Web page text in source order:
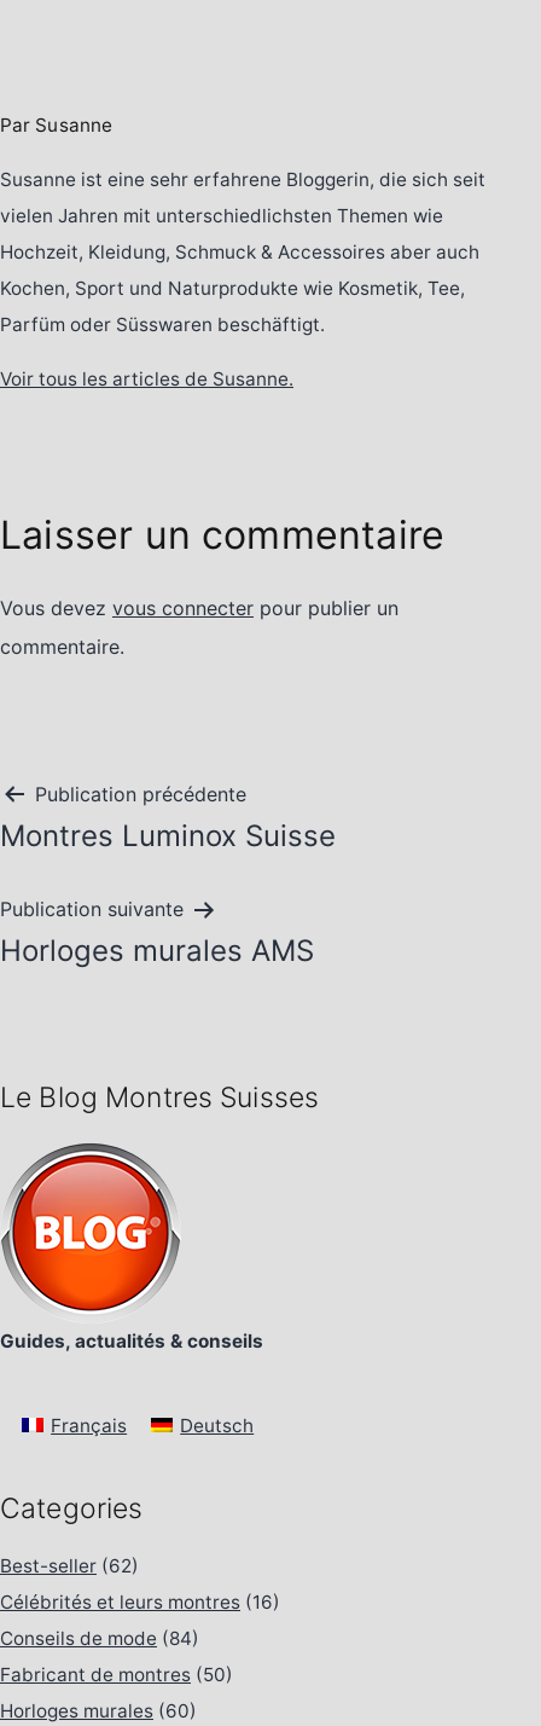
Par Susanne
Susanne ist eine sehr erfahrene Bloggerin, die sich seit
vielen Jahren mit unterschiedlichsten Themen wie
Hochzeit, Kleidung, Schmuck & Accessoires aber auch
Kochen, Sport und Naturprodukte wie Kosmetik, Tee,
Parfüm oder Süsswaren beschäftigt.
Voir tous les articles de Susanne.
Laisser un commentaire
Vous devez vous connecter pour publier un
commentaire.
Navigation
de
l’article
Publication précédente
Montres Luminox Suisse
Publication suivante
Horloges murales AMS
Le Blog Montres Suisses
Guides, actualités & conseils
Français Deutsch
Categories
Best-seller (62)
Célébrités et leurs montres (16)
Conseils de mode (84)
Fabricant de montres (50)
Horloges murales (60)